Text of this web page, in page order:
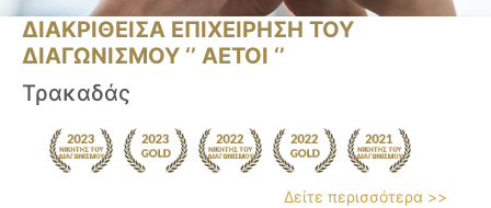
ΔΙΑΚΡΙΘΕΙΣΑ ΕΠΙΧΕΙΡΗΣΗ ΤΟΥ
ΔΙΑΓΩΝΙΣΜΟΥ ‘’ ΑΕΤΟΙ ‘’
Τρακαδάς
Δείτε περισσότερα >>